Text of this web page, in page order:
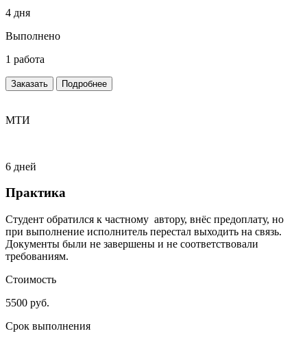
4 дня
Выполнено
1 работа
Заказать Подробнее
МТИ
6 дней
Практика
Студент обратился к частному автору, внёс предоплату, но
при выполнение исполнитель перестал выходить на связь.
Документы были не завершены и не соответствовали
требованиям.
Стоимость
5500 руб.
Срок выполнения